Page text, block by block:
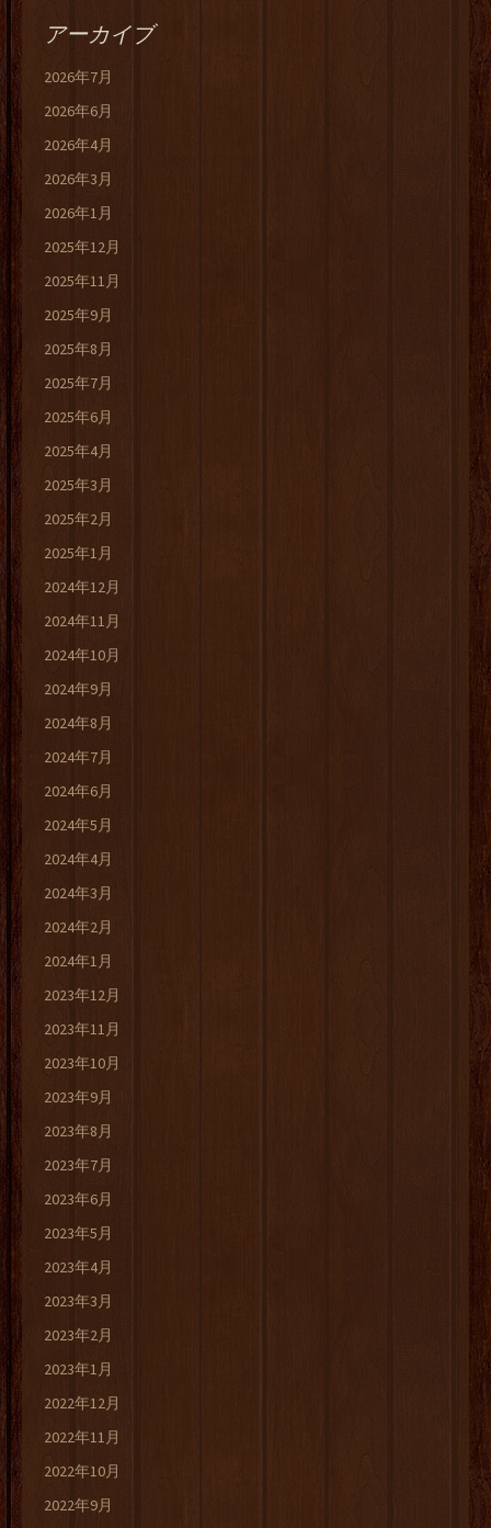
アーカイブ
2026年7月
2026年6月
2026年4月
2026年3月
2026年1月
2025年12月
2025年11月
2025年9月
2025年8月
2025年7月
2025年6月
2025年4月
2025年3月
2025年2月
2025年1月
2024年12月
2024年11月
2024年10月
2024年9月
2024年8月
2024年7月
2024年6月
2024年5月
2024年4月
2024年3月
2024年2月
2024年1月
2023年12月
2023年11月
2023年10月
2023年9月
2023年8月
2023年7月
2023年6月
2023年5月
2023年4月
2023年3月
2023年2月
2023年1月
2022年12月
2022年11月
2022年10月
2022年9月